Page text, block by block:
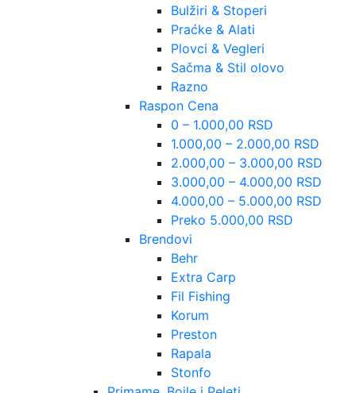
Bulžiri & Stoperi
Praćke & Alati
Plovci & Vegleri
Sačma & Stil olovo
Razno
Raspon Cena
0 – 1.000,00 RSD
1.000,00 – 2.000,00 RSD
2.000,00 – 3.000,00 RSD
3.000,00 – 4.000,00 RSD
4.000,00 – 5.000,00 RSD
Preko 5.000,00 RSD
Brendovi
Behr
Extra Carp
Fil Fishing
Korum
Preston
Rapala
Stonfo